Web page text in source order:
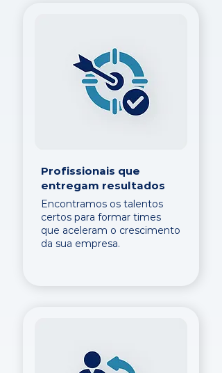
Profissionais que
entregam resultados
Encontramos os talentos
certos para formar times
que aceleram o crescimento
da sua empresa.